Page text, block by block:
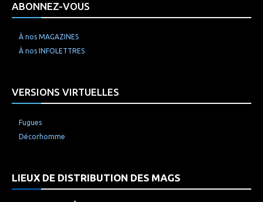
ABONNEZ-VOUS
À nos MAGAZINES
À nos INFOLETTRES
VERSIONS VIRTUELLES
Fugues
Décorhomme
LIEUX DE DISTRIBUTION DES MAGS